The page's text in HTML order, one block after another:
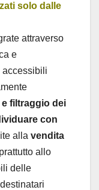
solo dalle
attraverso
e
accessibili
filtraggio dei
con
alla vendita
allo
delle